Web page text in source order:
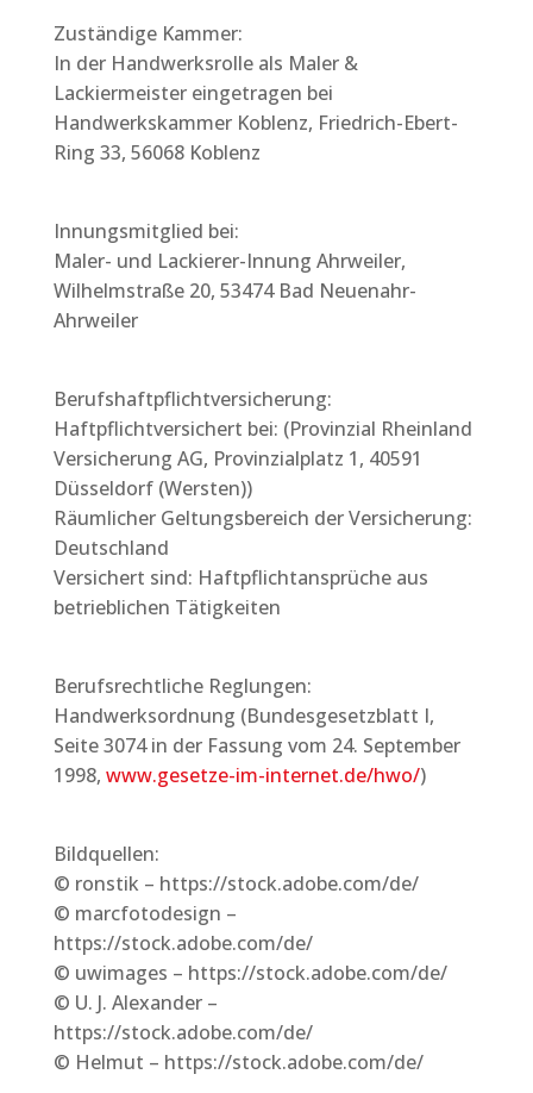
Zuständige Kammer:
In der Handwerksrolle als Maler &
Lackiermeister eingetragen bei
Handwerkskammer Koblenz, Friedrich-Ebert-
Ring 33, 56068 Koblenz
Innungsmitglied bei:
Maler- und Lackierer-Innung Ahrweiler,
Wilhelmstraße 20, 53474 Bad Neuenahr-
Ahrweiler
Berufshaftpflichtversicherung:
Haftpflichtversichert bei: (Provinzial Rheinland
Versicherung AG, Provinzialplatz 1, 40591
Düsseldorf (Wersten))
Räumlicher Geltungsbereich der Versicherung:
Deutschland
Versichert sind: Haftpflichtansprüche aus
betrieblichen Tätigkeiten
Berufsrechtliche Reglungen:
Handwerksordnung (Bundesgesetzblatt I,
Seite 3074 in der Fassung vom 24. September
1998, www.gesetze-im-internet.de/hwo/)
Bildquellen:
© ronstik – https://stock.adobe.com/de/
© marcfotodesign –
https://stock.adobe.com/de/
© uwimages – https://stock.adobe.com/de/
© U. J. Alexander –
https://stock.adobe.com/de/
© Helmut – https://stock.adobe.com/de/